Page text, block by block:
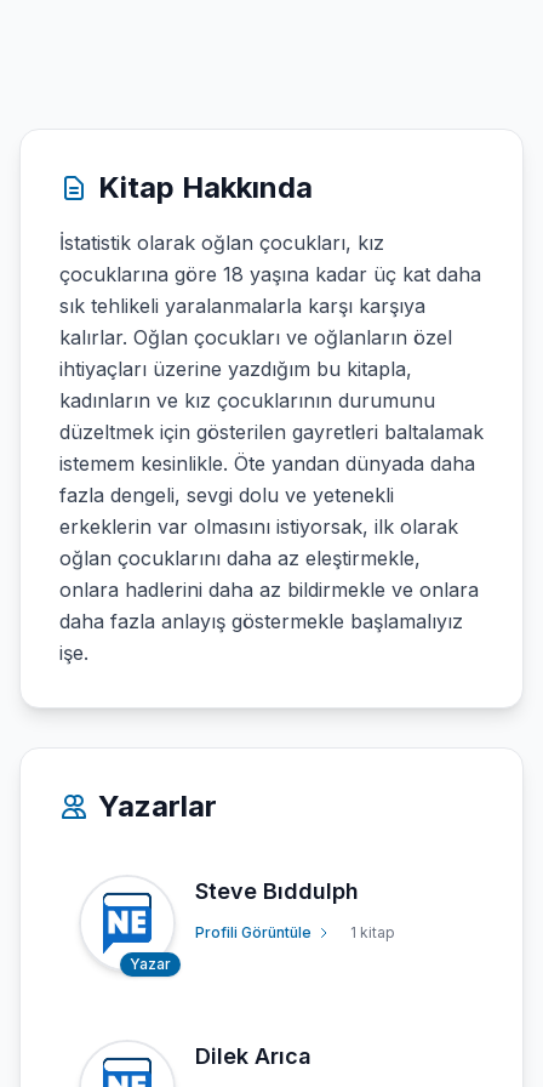
Kitap Hakkında
İstatistik olarak oğlan çocukları, kız
çocuklarına göre 18 yaşına kadar üç kat daha
sık tehlikeli yaralanmalarla karşı karşıya
kalırlar. Oğlan çocukları ve oğlanların özel
ihtiyaçları üzerine yazdığım bu kitapla,
kadınların ve kız çocuklarının durumunu
düzeltmek için gösterilen gayretleri baltalamak
istemem kesinlikle. Öte yandan dünyada daha
fazla dengeli, sevgi dolu ve yetenekli
erkeklerin var olmasını istiyorsak, ilk olarak
oğlan çocuklarını daha az eleştirmekle,
onlara hadlerini daha az bildirmekle ve onlara
daha fazla anlayış göstermekle başlamalıyız
işe.
Yazarlar
Yazar
Steve Bıddulph
Profili Görüntüle 1 kitap
Dilek Arıca